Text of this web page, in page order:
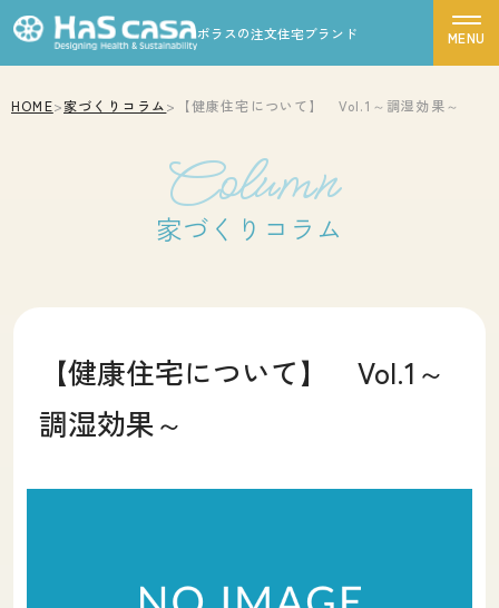
ポラスの注文住宅ブランド
ハスカーサについて
モデルハウス
お客様の声
HOME>家づくりコラム> 【健康住宅について】 Vol.1～調湿効果～
Column
家づくりコラム
【健康住宅について】 Vol.1～
調湿効果～